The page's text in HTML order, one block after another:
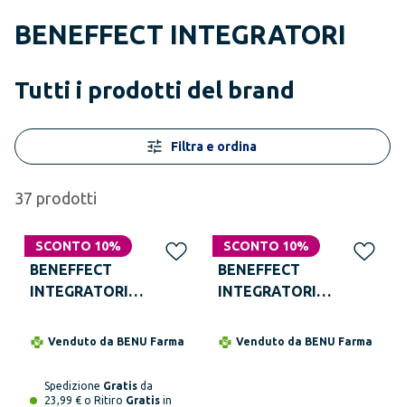
BENEFFECT INTEGRATORI
Tutti i prodotti del brand
Filtra e ordina
37 prodotti
SCONTO 10%
BENEFFECT
INTEGRATORI
Venduto da BENU Farma
Spedizione Gratis da
23,99 € o Ritiro Gratis in
SCONTO 10%
BENEFFECT
INTEGRATORI
Microclismi Da 10 g
Venduto da BENU Farma